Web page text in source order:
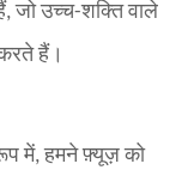
जो उच्च-शक्ति वाले
हैं।
में, हमने फ़्यूज़ को